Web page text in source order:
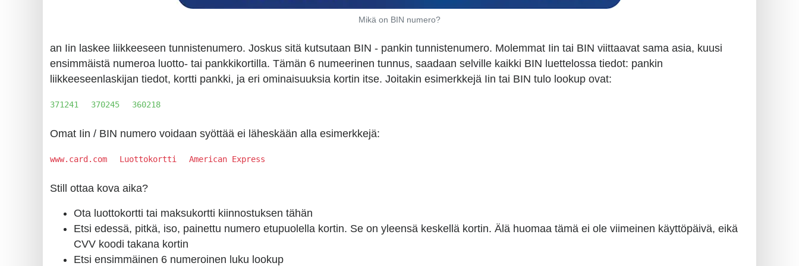
Checker
Service
What
My
Address
?
Lookup
BIN
Mikä on BIN numero?
an Iin laskee liikkeeseen tunnistenumero. Joskus sitä kutsutaan BIN - pankin tunnistenumero. Molemmat Iin tai BIN viittaavat sama asia, kuusi
ensimmäistä numeroa luotto- tai pankkikortilla. Tämän 6 numeerinen tunnus, saadaan selville kaikki BIN luettelossa tiedot: pankin
liikkeeseenlaskijan tiedot, kortti pankki, ja eri ominaisuuksia kortin itse. Joitakin esimerkkejä Iin tai BIN tulo lookup ovat:
371241 370245 360218
Omat Iin / BIN numero voidaan syöttää ei läheskään alla esimerkkejä:
www.card.com Luottokortti American Express
Still ottaa kova aika?
Ota luottokortti tai maksukortti kiinnostuksen tähän
Etsi edessä, pitkä, iso, painettu numero etupuolella kortin. Se on yleensä keskellä kortin. Älä huomaa tämä ei ole viimeinen käyttöpäivä, eikä
CVV koodi takana kortin
Etsi ensimmäinen 6 numeroinen luku lookup